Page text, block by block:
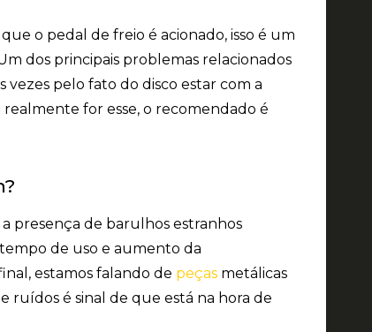
o pedal de freio é acionado, isso é um
dos principais problemas relacionados
vezes pelo fato do disco estar com a
for esse, o recomendado é
a presença de barulhos estranhos
de uso e aumento da
estamos falando de peças metálicas
ruídos é sinal de que está na hora de